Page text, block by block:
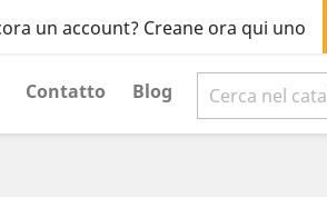
un account? Creane ora qui uno
Contatto Blog